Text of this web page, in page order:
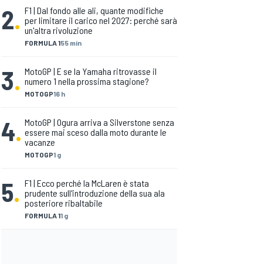
2.
FORMULA 155 min
F1 | Dal fondo alle ali, quante modifiche
per limitare il carico nel 2027: perché sarà
un'altra rivoluzione
3. MOTOGP16 h
MotoGP | E se la Yamaha ritrovasse il
numero 1 nella prossima stagione?
4.
MOTOGP1 g
MotoGP | Ogura arriva a Silverstone senza
essere mai sceso dalla moto durante le
vacanze
5.
FORMULA 11 g
F1 | Ecco perché la McLaren è stata
prudente sull'introduzione della sua ala
posteriore ribaltabile